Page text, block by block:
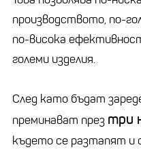
производството, по-
по-висока
големи изделия.
След като бъдат
преминават през три
където се разтапят и